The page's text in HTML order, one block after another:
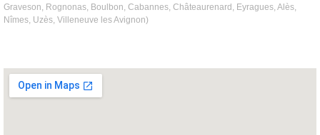
Graveson, Rognonas, Boulbon, Cabannes, Châteaurenard, Eyragues, Alès,
Nîmes, Uzès, Villeneuve les Avignon)